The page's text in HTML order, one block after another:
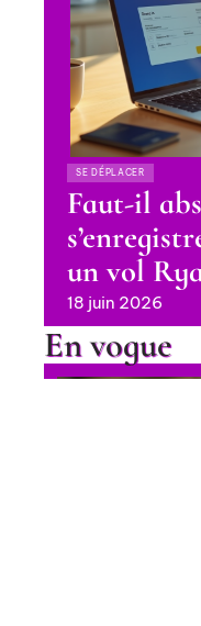
SE DÉPLACER
Faut-il
un vol
18 juin 2026
En vogue